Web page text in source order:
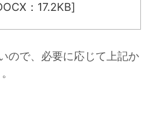
：17.2KB]
ので、必要に応じて上記か